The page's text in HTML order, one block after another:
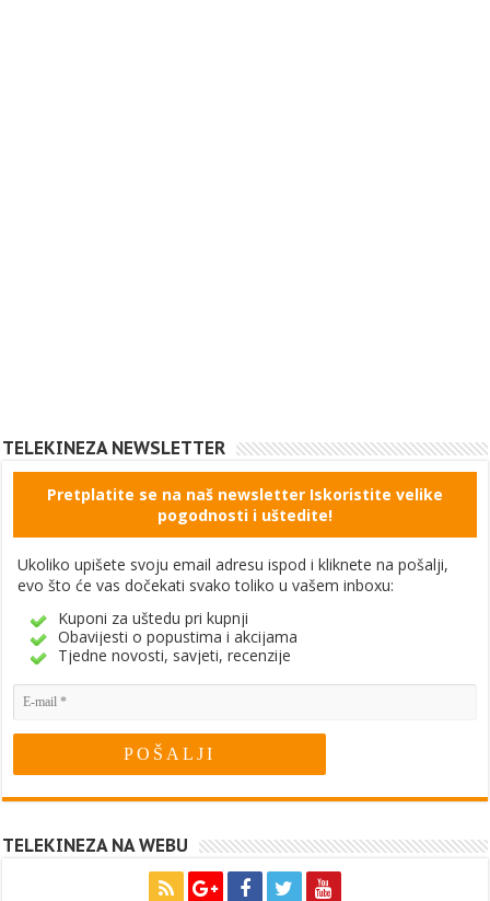
TELEKINEZA NEWSLETTER
Pretplatite se na naš newsletter Iskoristite velike
pogodnosti i uštedite!
Ukoliko upišete svoju email adresu ispod i kliknete na pošalji,
evo što će vas dočekati svako toliko u vašem inboxu:
Kuponi za uštedu pri kupnji
Obavijesti o popustima i akcijama
Tjedne novosti, savjeti, recenzije
TELEKINEZA NA WEBU